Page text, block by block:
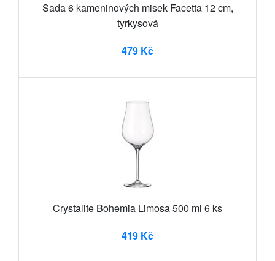
Sada 6 kameninových misek Facetta 12 cm,
tyrkysová
479 Kč
Crystalite Bohemia Limosa 500 ml 6 ks
419 Kč